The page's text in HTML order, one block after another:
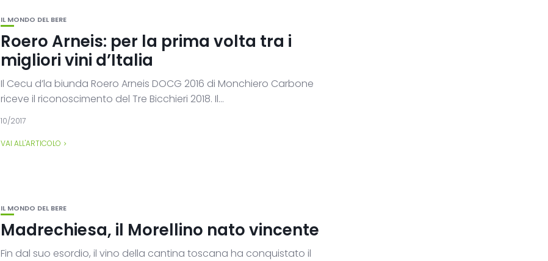
IL MONDO DEL BERE
Roero Arneis: per la prima volta tra i
migliori vini d’Italia
Il Cecu d’la biunda Roero Arneis DOCG 2016 di Monchiero Carbone
riceve il riconoscimento del Tre Bicchieri 2018. Il...
10/2017
VAI ALL'ARTICOLO
IL MONDO DEL BERE
Madrechiesa, il Morellino nato vincente
Fin dal suo esordio, il vino della cantina toscana ha conquistato il